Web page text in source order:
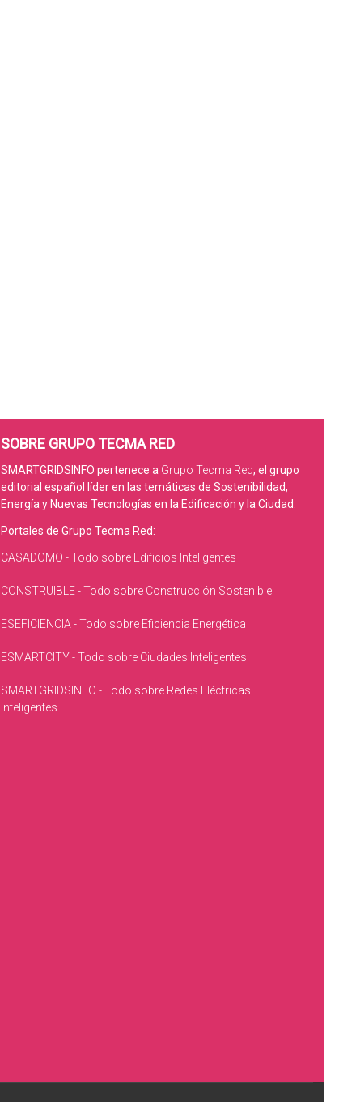
SOBRE GRUPO TECMA RED
SMARTGRIDSINFO pertenece a Grupo Tecma Red, el grupo
editorial español líder en las temáticas de Sostenibilidad,
Energía y Nuevas Tecnologías en la Edificación y la Ciudad.
Portales de Grupo Tecma Red:
CASADOMO - Todo sobre Edificios Inteligentes
CONSTRUIBLE - Todo sobre Construcción Sostenible
ESEFICIENCIA - Todo sobre Eficiencia Energética
ESMARTCITY - Todo sobre Ciudades Inteligentes
SMARTGRIDSINFO - Todo sobre Redes Eléctricas
Inteligentes